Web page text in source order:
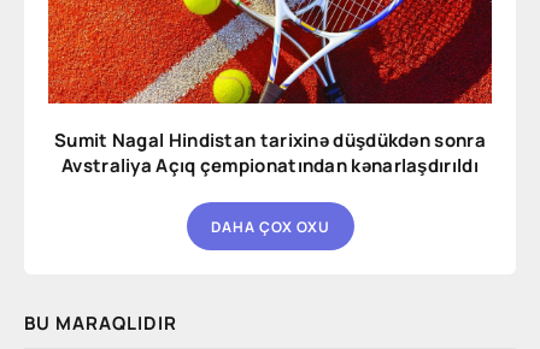
Sumit Nagal Hindistan tarixinə düşdükdən sonra
Avstraliya Açıq çempionatından kənarlaşdırıldı
DAHA ÇOX OXU
BU MARAQLIDIR